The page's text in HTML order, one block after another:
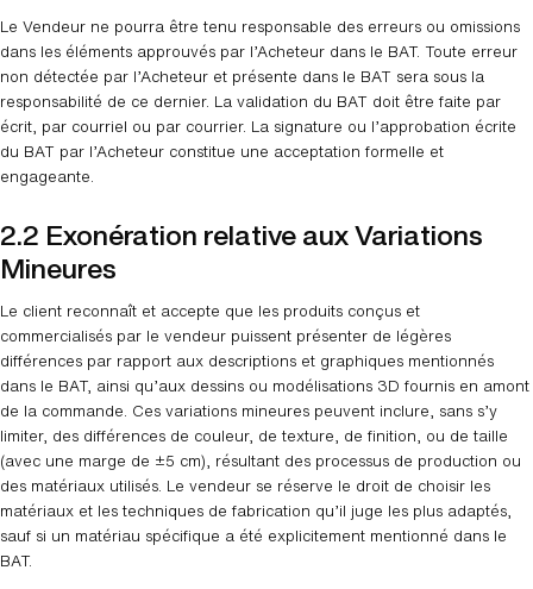
Le Vendeur ne pourra être tenu responsable des erreurs ou omissions
dans les éléments approuvés par l’Acheteur dans le BAT. Toute erreur
non détectée par l’Acheteur et présente dans le BAT sera sous la
responsabilité de ce dernier. La validation du BAT doit être faite par
écrit, par courriel ou par courrier. La signature ou l’approbation écrite
du BAT par l’Acheteur constitue une acceptation formelle et
engageante.
2.2 Exonération relative aux Variations
Mineures
Le client reconnaît et accepte que les produits conçus et
commercialisés par le vendeur puissent présenter de légères
différences par rapport aux descriptions et graphiques mentionnés
dans le BAT, ainsi qu’aux dessins ou modélisations 3D fournis en amont
de la commande. Ces variations mineures peuvent inclure, sans s’y
limiter, des différences de couleur, de texture, de finition, ou de taille
(avec une marge de ±5 cm), résultant des processus de production ou
des matériaux utilisés. Le vendeur se réserve le droit de choisir les
matériaux et les techniques de fabrication qu’il juge les plus adaptés,
sauf si un matériau spécifique a été explicitement mentionné dans le
BAT.